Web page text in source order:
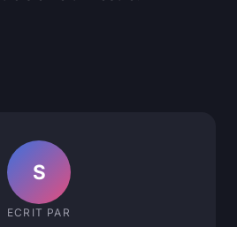
S
ECRIT PAR